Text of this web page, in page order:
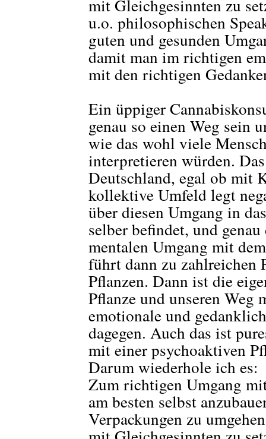
mit Gleichgesinnten zu
u.o. philosophischen
guten und gesunden
damit man im richtigen
mit den richtigen
Ein üppiger
genau so einen Weg sein
wie das wohl viele
interpretieren würden.
Deutschland, egal ob mit
kollektive Umfeld legt
über diesen Umgang in
selber befindet, und
mentalen Umgang mit
führt dann zu zahlreichen
Pflanzen. Dann ist die
Pflanze und unseren Weg
emotionale und
dagegen. Auch das ist
mit einer psychoaktiven
Darum wiederhole ich es:
Zum richtigen Umgang
am besten selbst
Verpackungen zu